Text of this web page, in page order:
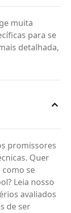
muita
para se
detalhada,
promissores
Quer
como se
Leia nosso
avaliados
de ser